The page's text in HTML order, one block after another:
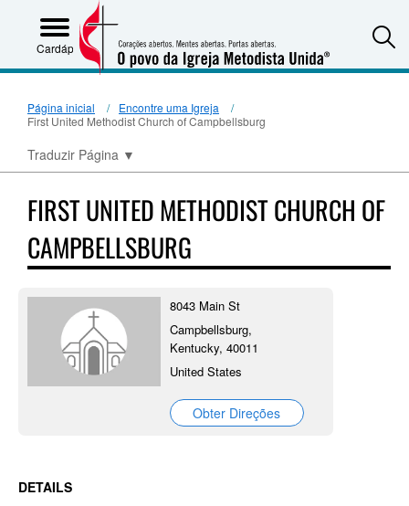
Cardápio
Página inicial
Encontre uma Igreja
First United Methodist Church of Campbellsburg
Traduzir Página ▼
FIRST UNITED METHODIST CHURCH OF
CAMPBELLSBURG
8043 Main St
Campbellsburg,
Kentucky, 40011
United States
Obter Direções
DETAILS